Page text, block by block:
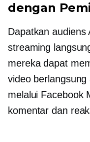
dengan
Dapatkan audiens
streaming
mereka dapat
video
melalui Facebook
komentar dan